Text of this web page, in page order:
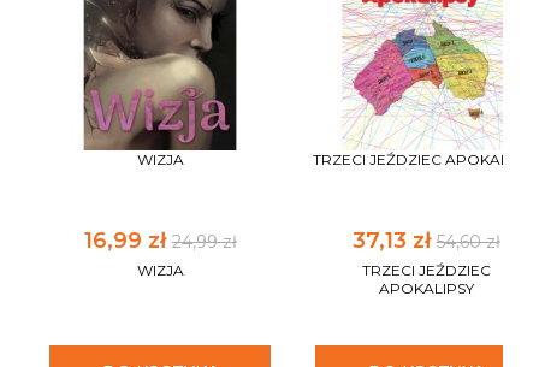
WIZJA
16,99 zł24,99 zł
WIZJA
TRZECI JEŹDZIEC APOKALIPSY
37,13 zł54,60 zł
TRZECI JEŹDZIEC
APOKALIPSY